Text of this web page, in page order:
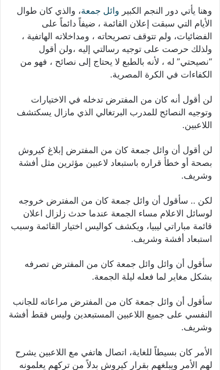
وهنا يأتي دور النجم الكبير وائل جمعة، والذي كان طوال
الأيام التي سبقت إعلان القائمة ، ضيفاً دائماً على
الفضائيات، ولم تتوقف تصريحاته ، ومداخلاته الهاتفية ،
ولذلك حرصت على توجيه رسالتي إليه ،ولن أقول
“نصيحتي” له ، لأنه بالطبع لا يحتاج إلى نصائح ، فهو من
الكفاءات في الكرة المصرية.
لن أقول أنه كان من المفترض تدخله في الاختيارات
وتوجيه النصائح للمدرب البرتغالي الذي مازال يسكتشف
اللاعبين.
لن أقول أن وائل جمعة كان من المفترض إبلاغ كيروش
بصحة أو خطأ قراره باستبعاد لاعبين مؤثرين مثل أفشة
وشريف.
لكن .. سأقول أن وائل جمعة كان من المفترض خروجه
لوسائل الاعلام مساء الجمعة عندما حدث زلزال اعلان
قائمة مباراتي ليبيا، ويكشف كواليس اختيار القائمة وسبب
استبعاد أفشة وشريف.
سأقول أن وائل وائل جمعة كان من المفترض تصرفه
بشكل مغاير لما فعله ليلة الجمعة.
سأقول أن وائل جمعة كان من المفترض مراعاته للجانب
النفسي على جميع اللاعبين المستبعدين وليس فقط أفشة
وشريف.
الأمر كان بسيطاً للغاية، اتصال هاتفي مع اللاعبين يشرح
لهم الأمر ويبلغهم بقرار كيروش بدلاً من تركهم يعلمونه